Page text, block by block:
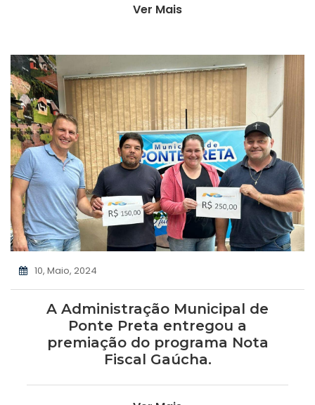
Ver Mais
10, Maio, 2024
A Administração Municipal de
Ponte Preta entregou a
premiação do programa Nota
Fiscal Gaúcha.